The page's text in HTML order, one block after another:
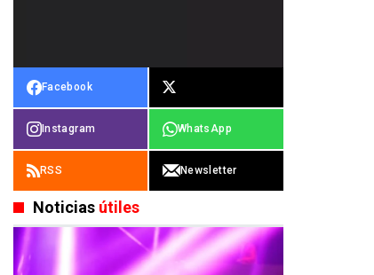
Facebook
Instagram WhatsApp
RSS Newsletter
Noticias útiles